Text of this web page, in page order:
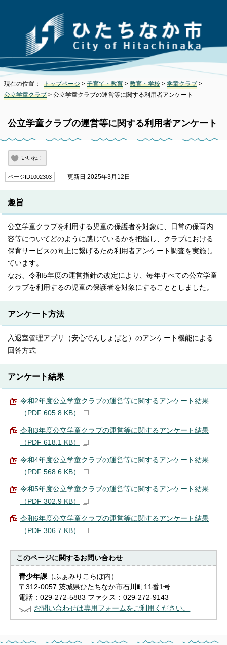
現在の位置： トップページ > 子育て・教育 > 教育・学校 > 学童クラブ >
公立学童クラブ > 公立学童クラブの運営等に関する利用者アンケート
公立学童クラブの運営等に関する利用者アンケート
いいね！
ページID1002303 更新日 2025年3月12日
趣旨
公立学童クラブを利用する児童の保護者を対象に、日常の保育内
容等についてどのように感じているかを把握し、クラブにおける
保育サービスの向上に繋げるため利用者アンケート調査を実施し
ています。
なお、令和5年度の運営指針の改定により、毎年すべての公立学童
クラブを利用するの児童の保護者を対象にすることとしました。
アンケート方法
入退室管理アプリ（安心でんしょばと）のアンケート機能による
回答方式
アンケート結果
令和2年度公立学童クラブの運営等に関するアンケート結果
（PDF 605.8 KB）
令和3年度公立学童クラブの運営等に関するアンケート結果
（PDF 618.1 KB）
令和4年度公立学童クラブの運営等に関するアンケート結果
（PDF 568.6 KB）
令和5年度公立学童クラブの運営等に関するアンケート結果
（PDF 302.9 KB）
令和6年度公立学童クラブの運営等に関するアンケート結果
（PDF 306.7 KB）
このページに関するお問い合わせ
青少年課 （ふぁみりこらぼ内）
〒312-0057 茨城県ひたちなか市石川町11番1号
電話：029-272-5883 ファクス：029-272-9143
お問い合わせは専用フォームをご利用ください。